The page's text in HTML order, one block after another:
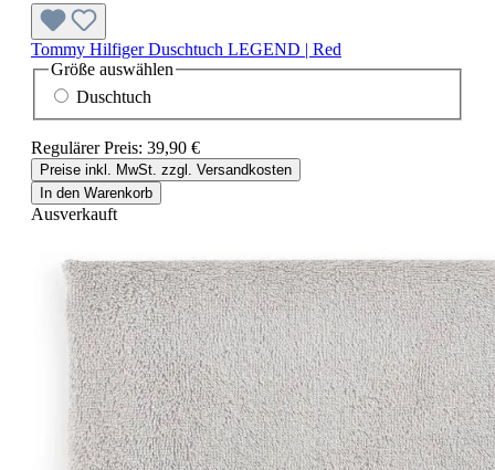
Tommy Hilfiger Duschtuch LEGEND | Red
Größe auswählen
Duschtuch
Regulärer Preis: 39,90 €
Preise inkl. MwSt. zzgl. Versandkosten
In den Warenkorb
Ausverkauft